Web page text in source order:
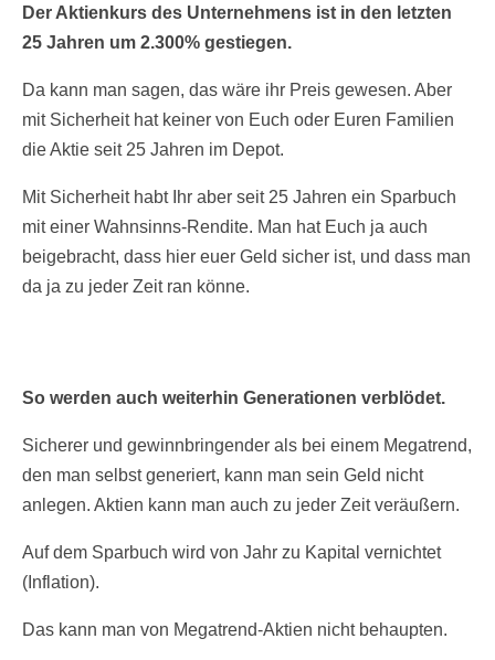
Der Aktienkurs des Unternehmens ist in den letzten
25 Jahren um 2.300% gestiegen.
Da kann man sagen, das wäre ihr Preis gewesen. Aber
mit Sicherheit hat keiner von Euch oder Euren Familien
die Aktie seit 25 Jahren im Depot.
Mit Sicherheit habt Ihr aber seit 25 Jahren ein Sparbuch
mit einer Wahnsinns-Rendite. Man hat Euch ja auch
beigebracht, dass hier euer Geld sicher ist, und dass man
da ja zu jeder Zeit ran könne.
So werden auch weiterhin Generationen verblödet.
Sicherer und gewinnbringender als bei einem Megatrend,
den man selbst generiert, kann man sein Geld nicht
anlegen. Aktien kann man auch zu jeder Zeit veräußern.
Auf dem Sparbuch wird von Jahr zu Kapital vernichtet
(Inflation).
Das kann man von Megatrend-Aktien nicht behaupten.